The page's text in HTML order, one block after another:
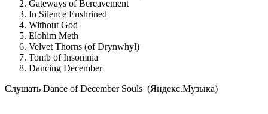
Gateways of Bereavement
In Silence Enshrined
Without God
Elohim Meth
Velvet Thorns (of Drynwhyl)
Tomb of Insomnia
Dancing December
Cлушать Dance of December Souls (Яндекс.Музыка)